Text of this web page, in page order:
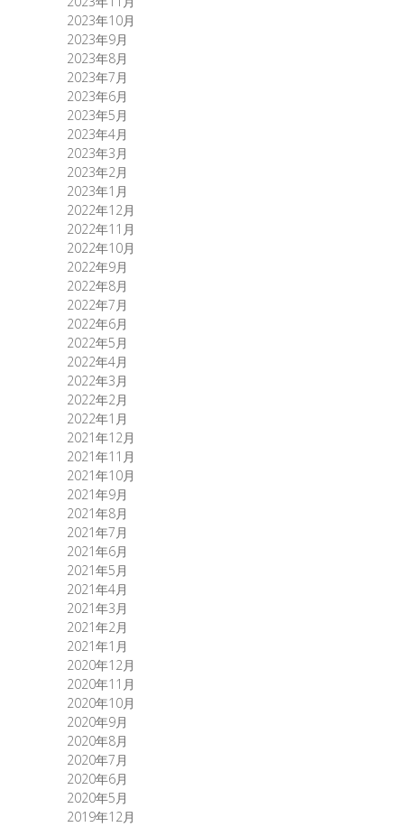
2023年10月
2023年9月
2023年8月
2023年7月
2023年6月
2023年5月
2023年4月
2023年3月
2023年2月
2023年1月
2022年12月
2022年11月
2022年10月
2022年9月
2022年8月
2022年7月
2022年6月
2022年5月
2022年4月
2022年3月
2022年2月
2022年1月
2021年12月
2021年11月
2021年10月
2021年9月
2021年8月
2021年7月
2021年6月
2021年5月
2021年4月
2021年3月
2021年2月
2021年1月
2020年12月
2020年11月
2020年10月
2020年9月
2020年8月
2020年7月
2020年6月
2020年5月
2019年12月